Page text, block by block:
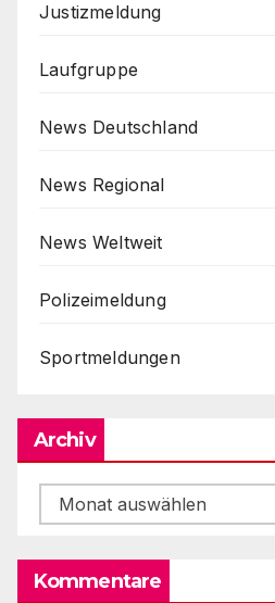
Justizmeldung
Laufgruppe
News Deutschland
News Regional
News Weltweit
Polizeimeldung
Sportmeldungen
Archiv
Archiv
Kommentare